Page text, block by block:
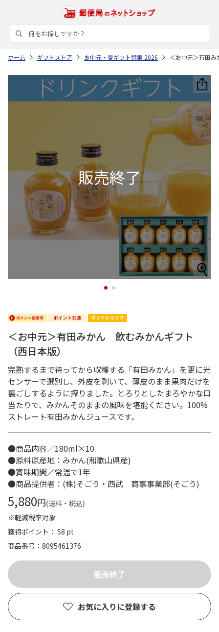
ホーム ギフトストア お中元・夏ギフト特集 2026 ＜お中元＞有田
1 2
＜お中元＞有田みかん 飲むみかんギフト
（西日本版）
完熟するまで待ってから収穫する「有田みかん」を更に光
センサーで選別し、外皮を剥いて、薄皮のまま果肉だけを
裏ごしするように搾りました。とろりとしたまろやかな口
当たりで、みかんそのままの風味を堪能ください。100%
ストレート有田みかんジュースです。
●商品内容／180ml×10
●原料原産地：みかん(和歌山県産)
●賞味期間／常温で1年
●商品提供者：(株)そごう・西武 商事事業部(そごう)
5,880円(送料・税込)
※軽減税率対象
獲得ポイント： 58 pt
商品番号
8095461376
お気に入りに登録する